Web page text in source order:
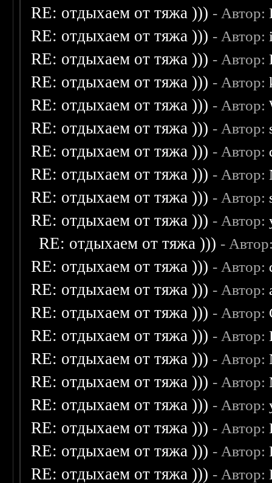
RE: отдыхаем от тяжа ))) - Автор:
RE: отдыхаем от тяжа ))) - Автор:
RE: отдыхаем от тяжа ))) - Автор:
RE: отдыхаем от тяжа ))) - Автор:
RE: отдыхаем от тяжа ))) - Автор:
RE: отдыхаем от тяжа ))) - Автор:
RE: отдыхаем от тяжа ))) - Автор:
RE: отдыхаем от тяжа ))) - Автор:
RE: отдыхаем от тяжа ))) - Автор:
RE: отдыхаем от тяжа ))) - Автор:
RE: отдыхаем от тяжа ))) -
RE: отдыхаем от тяжа ))) - Автор:
RE: отдыхаем от тяжа ))) - Автор:
RE: отдыхаем от тяжа ))) - Автор:
RE: отдыхаем от тяжа ))) - Автор:
RE: отдыхаем от тяжа ))) - Автор:
RE: отдыхаем от тяжа ))) - Автор:
RE: отдыхаем от тяжа ))) - Автор:
RE: отдыхаем от тяжа ))) - Автор:
RE: отдыхаем от тяжа ))) - Автор:
RE: отдыхаем от тяжа ))) - Автор: